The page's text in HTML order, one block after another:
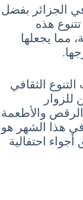
الجزائر بفضل
هذه
مما يجعلها
الثقافي
للزوار
والأطعمة
في هذا الشهر هو
احتفالية